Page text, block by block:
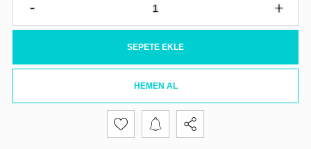
SEPETE EKLE
HEMEN AL